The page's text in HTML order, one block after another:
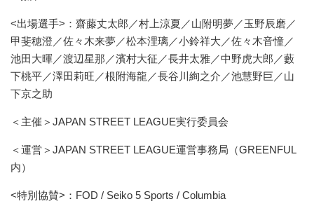
<出場選手>：齋藤丈太郎／村上涼夏／山附明夢／玉野辰磨／
甲斐穂澄／佐々木来夢／松本浬璃／小鈴祥大／佐々木音憧／
池田大暉／渡辺星那／濱村大征／長井太雅／中野虎大郎／藪
下桃平／澤田莉旺／根附海龍／長谷川絢之介／池慧野巨／山
下京之助
＜主催＞JAPAN STREET LEAGUE実行委員会
＜運営＞JAPAN STREET LEAGUE運営事務局（GREENFUL
内）
<特別協賛>：FOD / Seiko 5 Sports / Columbia